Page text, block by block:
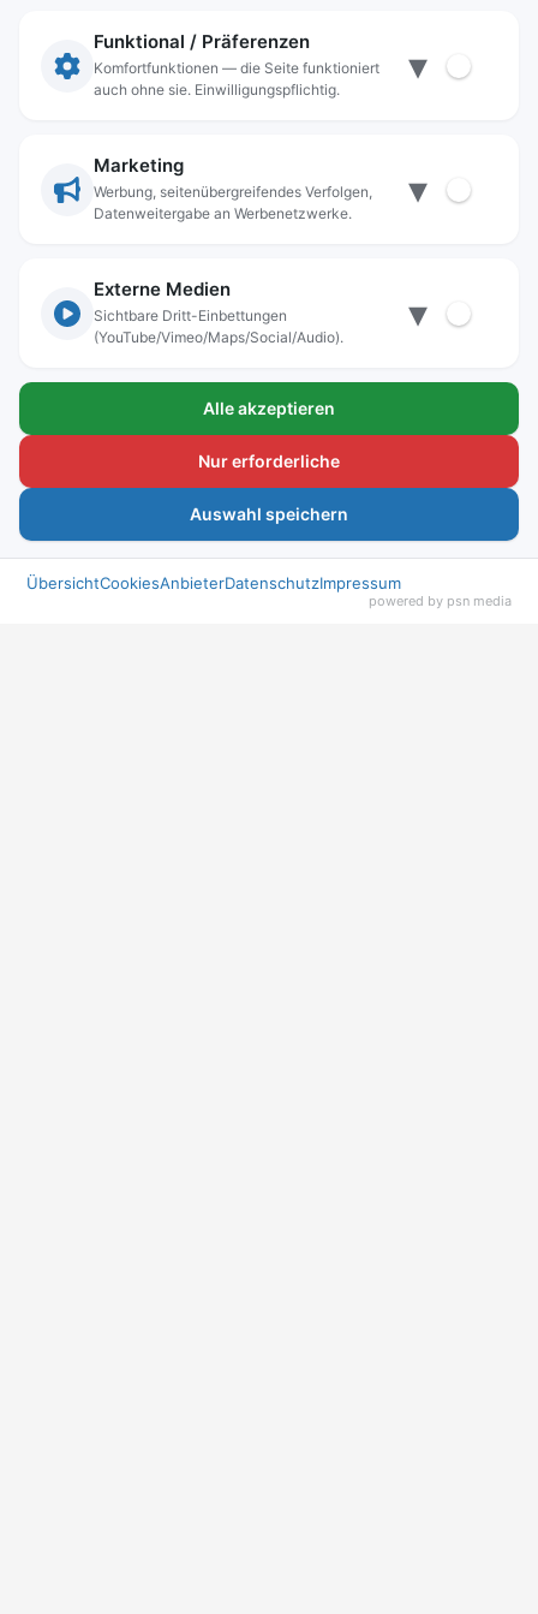
Öffnungszeiten
Dienstag, Donnerstag
9.00 bis 14.00 Uhr
und nach Vereinbarung
Funktional / Präferenzen
Komfortfunktionen — die Seite funktioniert
auch ohne sie. Einwilligungspflichtig.
▾
Marketing
Werbung, seitenübergreifendes Verfolgen,
Datenweitergabe an Werbenetzwerke.
▾
Externe Medien
Sichtbare Dritt-Einbettungen
(YouTube/Vimeo/Maps/Social/Audio).
▾
Alle akzeptieren
Nur erforderliche
Auswahl speichern
ÜbersichtCookiesAnbieterDatenschutzImpressum
powered by psn media